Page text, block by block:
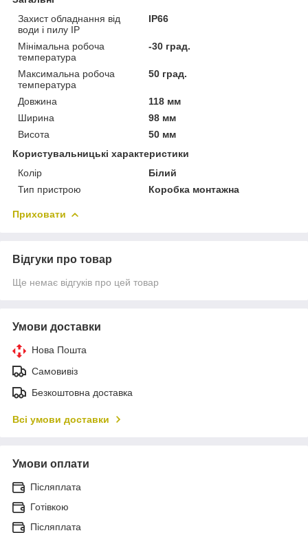
Захист обладнання від
води і пилу IP
IP66
Мінімальна робоча
температура
-30 град.
Максимальна робоча
температура
50 град.
Довжина
118 мм
Ширина
98 мм
Висота
50 мм
Користувальницькі характеристики
Колір
Білий
Тип пристрою
Коробка монтажна
Приховати
Відгуки про товар
Ще немає відгуків про цей товар
Умови доставки
Нова Пошта
Самовивіз
Безкоштовна доставка
Всі умови доставки
Умови оплати
Післяплата
Готівкою
Післяплата